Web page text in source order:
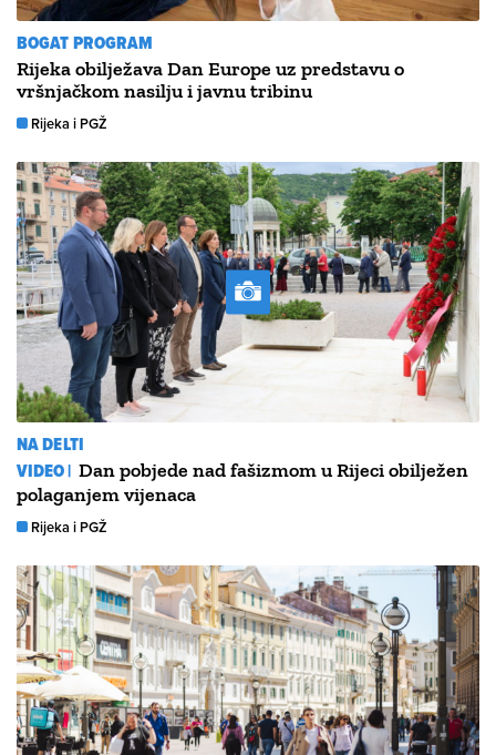
BOGAT PROGRAM
Rijeka obilježava Dan Europe uz predstavu o
vršnjačkom nasilju i javnu tribinu
Rijeka i PGŽ
NA DELTI
VIDEO | Dan pobjede nad fašizmom u Rijeci obilježen
polaganjem vijenaca
Rijeka i PGŽ